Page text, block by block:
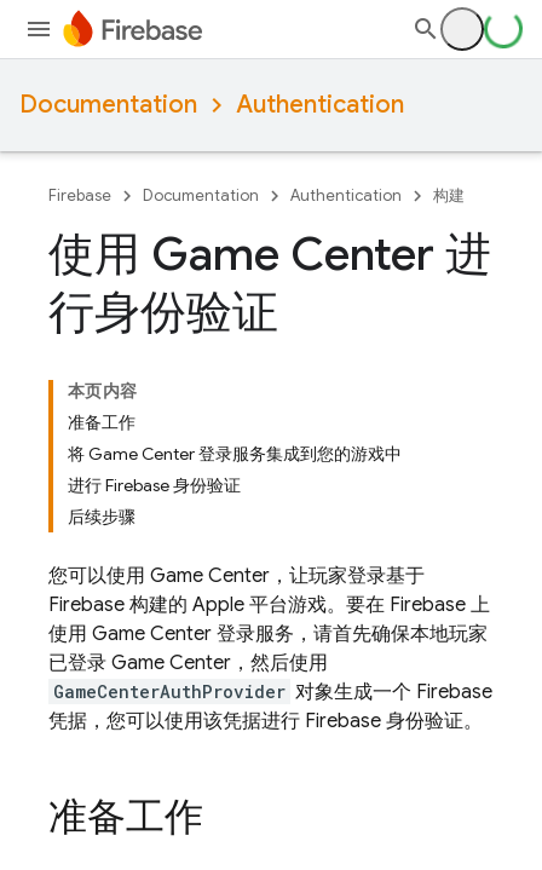
Documentation Authentication
Firebase Documentation Authentication 构建
使用 Game Center 进
行身份验证
本页内容
准备工作
将 Game Center 登录服务集成到您的游戏中
进行 Firebase 身份验证
后续步骤
您可以使用 Game Center，让玩家登录基于
Firebase 构建的 Apple 平台游戏。要在 Firebase 上
使用 Game Center 登录服务，请首先确保本地玩家
已登录 Game Center，然后使用
GameCenterAuthProvider 对象生成一个 Firebase
凭据，您可以使用该凭据进行 Firebase 身份验证。
准备工作